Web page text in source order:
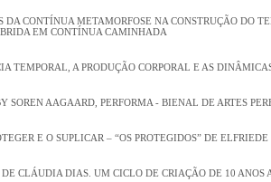
DA CONTÍNUA METAMORFOSE NA CONSTRUÇÃO DO
EM CONTÍNUA CAMINHADA
TEMPORAL, A PRODUÇÃO CORPORAL E AS
SOREN AAGAARD, PERFORMA - BIENAL DE ARTES
E O SUPLICAR – “OS PROTEGIDOS” DE
DE CLÁUDIA DIAS. UM CICLO DE CRIAÇÃO DE 10